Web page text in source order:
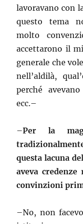
lavoravano con
questo tema
molto
accettarono il
generale che
nell’aldilà,
perché
ecc.–
–Per la
questa lacuna
aveva
convinzioni
–No, non